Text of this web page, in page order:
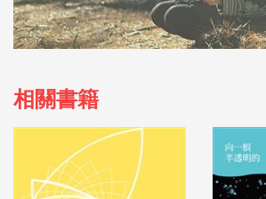
相關書籍